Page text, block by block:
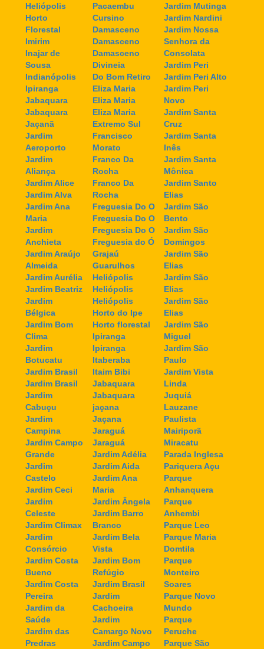
Heliópolis
Horto
Florestal
Imirim
Inajar de
Sousa
Indianópolis
Ipiranga
Jabaquara
Jabaquara
Jaçanã
Jardim
Aeroporto
Jardim
Aliança
Jardim Alice
Jardim Alva
Jardim Ana
Maria
Jardim
Anchieta
Jardim Araújo
Almeida
Jardim Aurélia
Jardim Beatriz
Jardim
Bélgica
Jardim Bom
Clima
Jardim
Botucatu
Jardim Brasil
Jardim Brasil
Jardim
Cabuçu
Jardim
Campina
Jardim Campo
Grande
Jardim
Castelo
Jardim Ceci
Jardim
Celeste
Jardim Climax
Jardim
Consórcio
Jardim Costa
Bueno
Jardim Costa
Pereira
Jardim da
Saúde
Jardim das
Predras
Pacaembu
Cursino
Damasceno
Damasceno
Damasceno
Divineia
Do Bom Retiro
Eliza Maria
Eliza Maria
Eliza Maria
Extremo Sul
Francisco
Morato
Franco Da
Rocha
Franco Da
Rocha
Freguesia Do O
Freguesia Do O
Freguesia Do O
Freguesia do Ó
Grajaú
Guarulhos
Heliópolis
Heliópolis
Heliópolis
Horto do Ipe
Horto florestal
Ipiranga
Ipiranga
Itaberaba
Itaim Bibi
Jabaquara
Jabaquara
jaçana
Jaçana
Jaraguá
Jaraguá
Jardim Adélia
Jardim Aida
Jardim Ana
Maria
Jardim Ângela
Jardim Barro
Branco
Jardim Bela
Vista
Jardim Bom
Refúgio
Jardim Brasil
Jardim
Cachoeira
Jardim
Camargo Novo
Jardim Campo
Jardim Mutinga
Jardim Nardini
Jardim Nossa
Senhora da
Consolata
Jardim Peri
Jardim Peri Alto
Jardim Peri
Novo
Jardim Santa
Cruz
Jardim Santa
Inês
Jardim Santa
Mônica
Jardim Santo
Elias
Jardim São
Bento
Jardim São
Domingos
Jardim São
Elias
Jardim São
Elias
Jardim São
Elias
Jardim São
Miguel
Jardim São
Paulo
Jardim Vista
Linda
Juquiá
Lauzane
Paulista
Mairiporã
Miracatu
Parada Inglesa
Pariquera Açu
Parque
Anhanquera
Parque
Anhembi
Parque Leo
Parque Maria
Domtila
Parque
Monteiro
Soares
Parque Novo
Mundo
Parque
Peruche
Parque São